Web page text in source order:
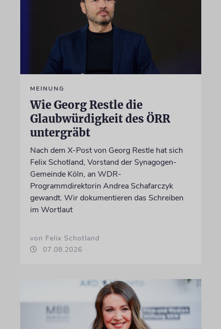
MEINUNG
Wie Georg Restle die
Glaubwürdigkeit des ÖRR
untergräbt
Nach dem X-Post von Georg Restle hat sich
Felix Schotland, Vorstand der Synagogen-
Gemeinde Köln, an WDR-
Programmdirektorin Andrea Schafarczyk
gewandt. Wir dokumentieren das Schreiben
im Wortlaut
von Felix Schotland
07.08.2026